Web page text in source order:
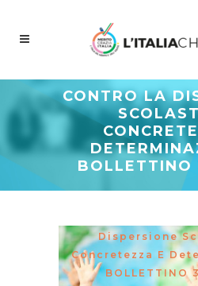
CONTRO LA
Dispersione
Concretezza E
BOLLETTINO